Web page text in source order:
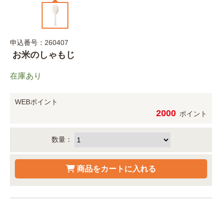
申込番号：260407
お米のしゃもじ
在庫あり
WEBポイント
2000 ポイント
数量：